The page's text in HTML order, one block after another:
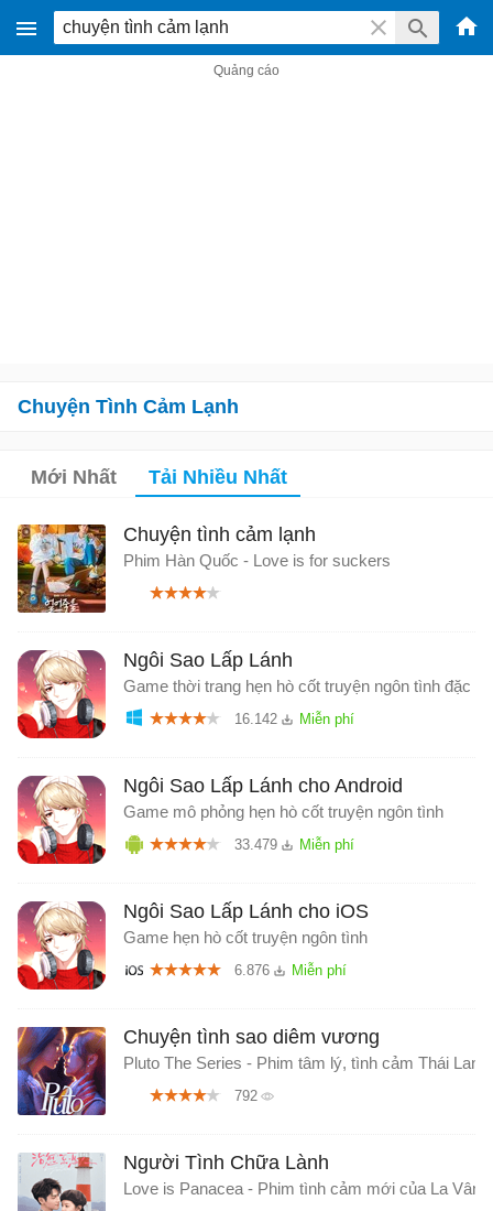
Chuyện Tình Cảm Lạnh
Mới Nhất Tải Nhiều Nhất
Chuyện tình cảm lạnh
Phim Hàn Quốc - Love is for suckers
Ngôi Sao Lấp Lánh
Game thời trang hẹn hò cốt truyện ngôn tình đặc
16.142
Ngôi Sao Lấp Lánh cho Android
Game mô phỏng hẹn hò cốt truyện ngôn tình
33.479
Ngôi Sao Lấp Lánh cho iOS
Game hẹn hò cốt truyện ngôn tình
6.876
Chuyện tình sao diêm vương
Pluto The Series - Phim tâm lý, tình cảm Thái Lan
792
Người Tình Chữa Lành
Love is Panacea - Phim tình cảm mới của La Vân